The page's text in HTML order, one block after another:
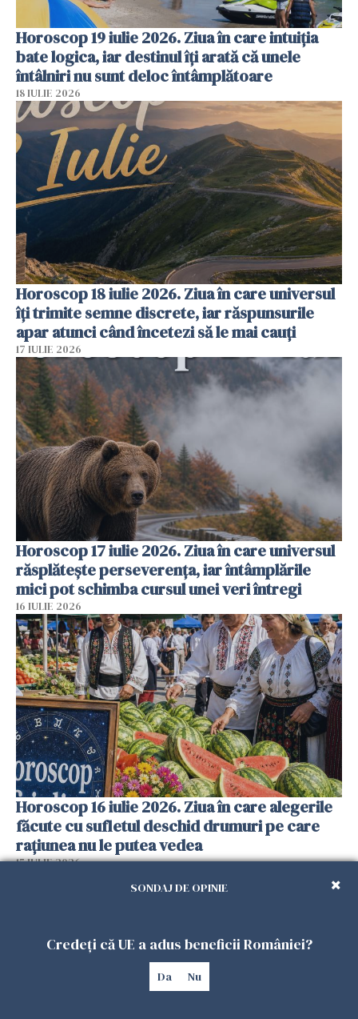
Horoscop 19 iulie 2026. Ziua în care intuiția
bate logica, iar destinul îți arată că unele
întâlniri nu sunt deloc întâmplătoare
18 IULIE 2026
Horoscop 18 iulie 2026. Ziua în care universul
îți trimite semne discrete, iar răspunsurile
apar atunci când încetezi să le mai cauți
17 IULIE 2026
Horoscop 17 iulie 2026. Ziua în care universul
răsplătește perseverența, iar întâmplările
mici pot schimba cursul unei veri întregi
16 IULIE 2026
Horoscop 16 iulie 2026. Ziua în care alegerile
făcute cu sufletul deschid drumuri pe care
rațiunea nu le putea vedea
15 IULIE 2026
SONDAJ DE OPINIE
Credeți că UE a adus beneficii României?
Da Nu